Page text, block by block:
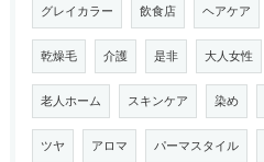
グレイカラー 飲食店 ヘアケア
乾燥毛 介護 是非 大人女性
老人ホーム スキンケア 染め
ツヤ アロマ パーマスタイル